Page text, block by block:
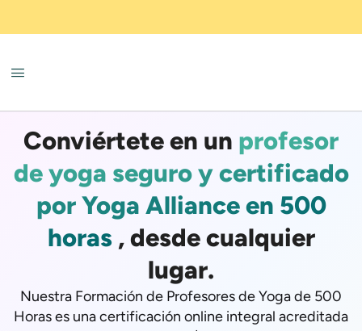
Conviértete en un profesor
de yoga seguro y certificado
por Yoga Alliance en 500
horas, desde cualquier
lugar.
Nuestra Formación de Profesores de Yoga de 500
Horas es una certificación online integral acreditada